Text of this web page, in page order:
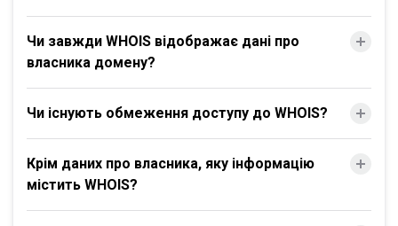
Чи завжди WHOIS відображає дані про
власника домену?
Чи існують обмеження доступу до WHOIS?
Крім даних про власника, яку інформацію
містить WHOIS?